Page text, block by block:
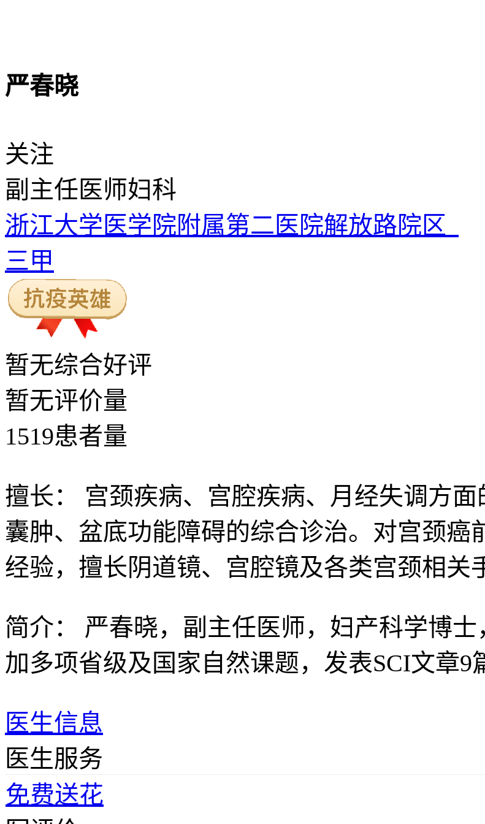
严春晓
关注
副主任医师妇科
浙江大学医学院附属第二医院解放路院区
三甲
暂无综合好评
暂无评价量
1519患者量
擅长：
宫颈疾病、宫腔疾病、月经失调方
囊肿、盆底功能障碍的综合诊治。对宫颈癌
经验，擅长阴道镜、宫腔镜及各类宫颈相关
简介：
严春晓，副主任医师，妇产科学博
加多项省级及国家自然课题，发表SCI文章9
医生信息
医生服务
免费送花